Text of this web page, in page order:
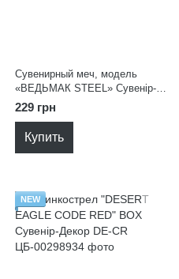
Сувенирный меч, модель
«ВЕДЬМАК STEEL» Сувенір-
Декор WTst73
229 грн
Купить
NEW